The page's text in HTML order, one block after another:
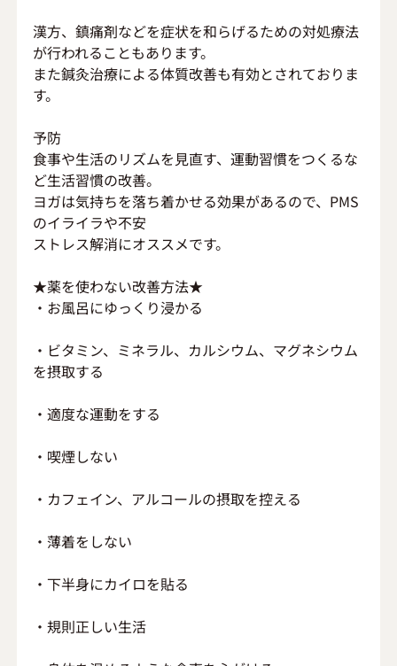
漢方、鎮痛剤などを症状を和らげるための対処療法
が行われることもあります。
また鍼灸治療による体質改善も有効とされておりま
す。
予防
食事や生活のリズムを見直す、運動習慣をつくるな
ど生活習慣の改善。
ヨガは気持ちを落ち着かせる効果があるので、PMS
のイライラや不安
ストレス解消にオススメです。
★薬を使わない改善方法★
・お風呂にゆっくり浸かる
・ビタミン、ミネラル、カルシウム、マグネシウム
を摂取する
・適度な運動をする
・喫煙しない
・カフェイン、アルコールの摂取を控える
・薄着をしない
・下半身にカイロを貼る
・規則正しい生活